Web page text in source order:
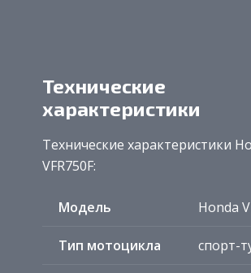
Технические
характеристики
Технические характеристики
VFR750F:
Модель Honda
Тип мотоцикла спорт-